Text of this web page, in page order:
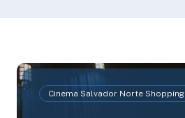
Cinema Salvador Norte Shopping